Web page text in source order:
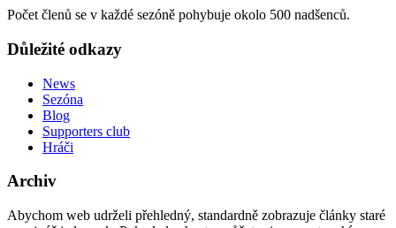
Počet členů se v každé sezóně pohybuje okolo 500 nadšenců.
Důležité odkazy
News
Sezóna
Blog
Supporters club
Hráči
Archiv
Abychom web udrželi přehledný, standardně zobrazuje články staré